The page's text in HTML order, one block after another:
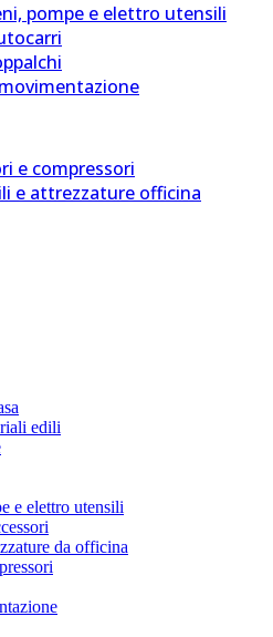
pompe e elettro utensili
e compressori
e attrezzature officina
edili
e elettro utensili
da officina